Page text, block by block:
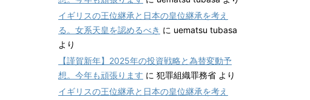
イギリスの王位継承と日本の皇位継承を考え
る。女系天皇を認めるべき に uematsu tubasa
より
【謹賀新年】2025年の投資戦略と為替変動予
想。今年も頑張ります に 犯罪組織罪務省 より
イギリスの王位継承と日本の皇位継承を考え